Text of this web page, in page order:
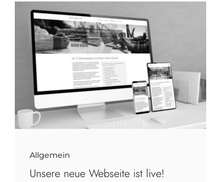
Allgemein
Unsere neue Webseite ist live!